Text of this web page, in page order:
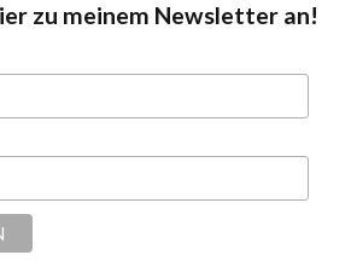
zu meinem Newsletter an!